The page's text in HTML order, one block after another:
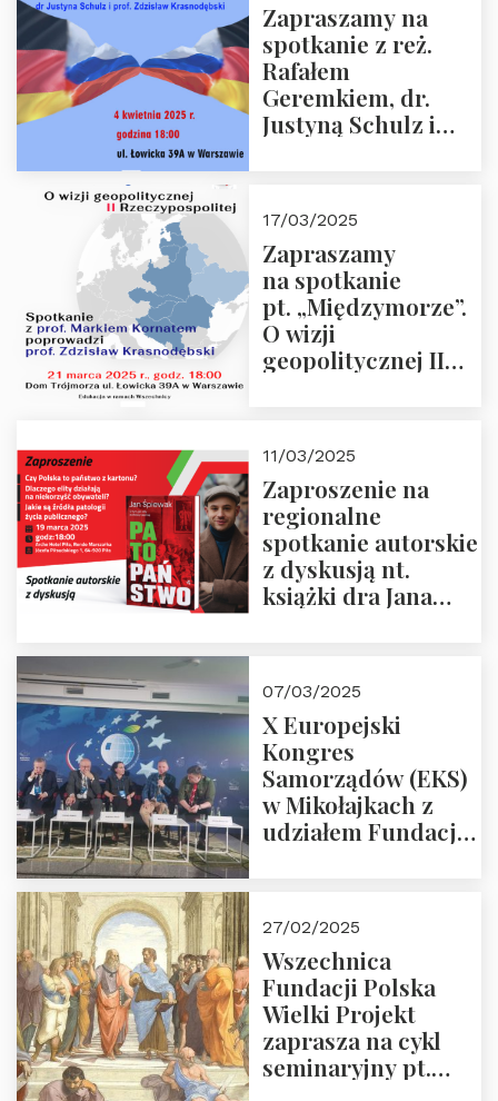
Zapraszamy na
spotkanie z reż.
Rafałem
Geremkiem, dr.
Justyną Schulz i
“Rosja-Niemcy…”
17/03/2025
Zapraszamy
na spotkanie
pt. „Międzymorze”.
O wizji
geopolitycznej II
i prof.
Krasnodębski
11/03/2025
Zaproszenie na
regionalne
spotkanie autorskie
z dyskusją nt.
książki dra Jana
07/03/2025
X Europejski
Kongres
Samorządów (EKS)
w Mikołajkach z
udziałem Fundacji
27/02/2025
Wszechnica
Fundacji Polska
Wielki Projekt
zaprasza na cykl
seminaryjny pt.